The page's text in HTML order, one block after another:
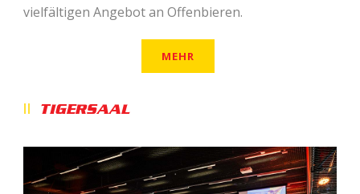
vielfältigen Angebot an Offenbieren.
MEHR
TIGERSAAL